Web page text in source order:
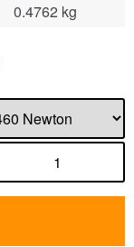
0.4762 kg